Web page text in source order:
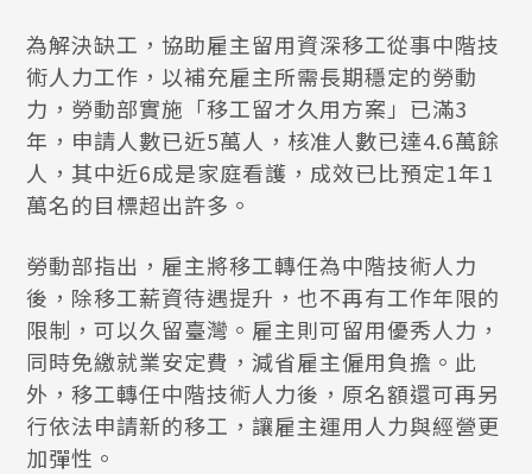
為解決缺工，協助雇主留用資深移工從事中階技
術人力工作，以補充雇主所需長期穩定的勞動
力，勞動部實施「移工留才久用方案」已滿3
年，申請人數已近5萬人，核准人數已達4.6萬餘
人，其中近6成是家庭看護，成效已比預定1年1
萬名的目標超出許多。
勞動部指出，雇主將移工轉任為中階技術人力
後，除移工薪資待遇提升，也不再有工作年限的
限制，可以久留臺灣。雇主則可留用優秀人力，
同時免繳就業安定費，減省雇主僱用負擔。此
外，移工轉任中階技術人力後，原名額還可再另
行依法申請新的移工，讓雇主運用人力與經營更
加彈性。